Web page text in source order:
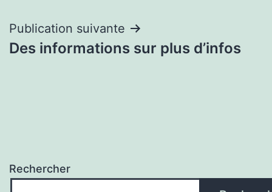
Publication suivante
Des informations sur plus d’infos
Rechercher